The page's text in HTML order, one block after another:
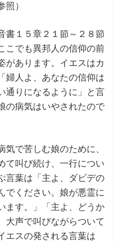
）
書１５章２１節～２８節
こでも異邦人の信仰の前
があります。イエスはカ
婦人よ、あなたの信仰は
通りになるように」と言
の病気はいやされたので
気で苦しむ娘のために、
て叫び続け、一行につい
言葉は「主よ、ダビデの
でください。娘が悪霊に
ます。」「主よ、どうか
大声で叫びながらついて
エスの発される言葉は